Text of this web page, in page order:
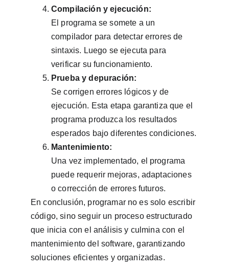
Compilación y ejecución:
El programa se somete a un
compilador para detectar errores de
sintaxis. Luego se ejecuta para
verificar su funcionamiento.
Prueba y depuración:
Se corrigen errores lógicos y de
ejecución. Esta etapa garantiza que el
programa produzca los resultados
esperados bajo diferentes condiciones.
Mantenimiento:
Una vez implementado, el programa
puede requerir mejoras, adaptaciones
o corrección de errores futuros.
En conclusión, programar no es solo escribir
código, sino seguir un proceso estructurado
que inicia con el análisis y culmina con el
mantenimiento del software, garantizando
soluciones eficientes y organizadas.